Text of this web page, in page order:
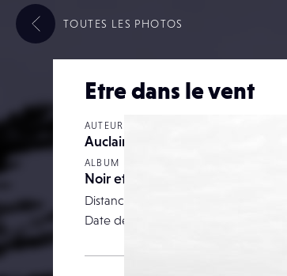
Etre dans le vent
AUTEUR
Auclairde
ALBUM
Noir et Blanc
Distance focale
Date de publication
TOUTES LES PHOTOS